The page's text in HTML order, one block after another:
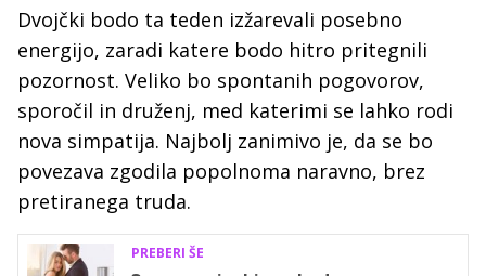
Dvojčki bodo ta teden izžarevali posebno
energijo, zaradi katere bodo hitro pritegnili
pozornost. Veliko bo spontanih pogovorov,
sporočil in druženj, med katerimi se lahko rodi
nova simpatija. Najbolj zanimivo je, da se bo
povezava zgodila popolnoma naravno, brez
pretiranega truda.
PREBERI ŠE